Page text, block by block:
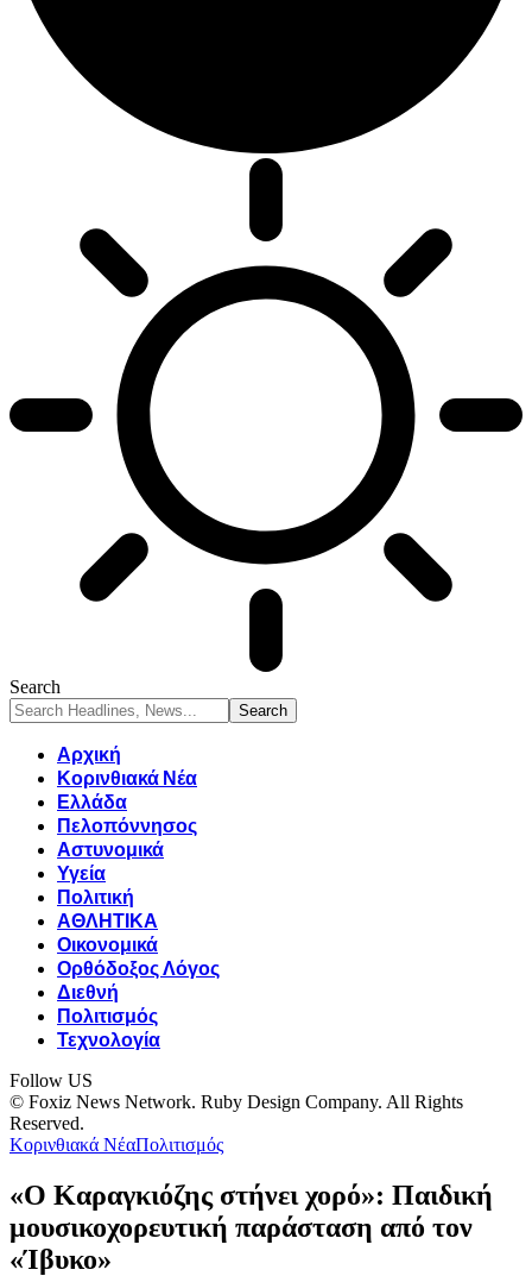
Search
Αρχική
Κορινθιακά Νέα
Ελλάδα
Πελοπόννησος
Αστυνομικά
Υγεία
Πολιτική
ΑΘΛΗΤΙΚΑ
Οικονομικά
Ορθόδοξος Λόγος
Διεθνή
Πολιτισμός
Τεχνολογία
Follow US
© Foxiz News Network. Ruby Design Company. All Rights
Reserved.
Κορινθιακά ΝέαΠολιτισμός
«Ο Καραγκιόζης στήνει χορό»: Παιδική
μουσικοχορευτική παράσταση από τον
«Ίβυκο»